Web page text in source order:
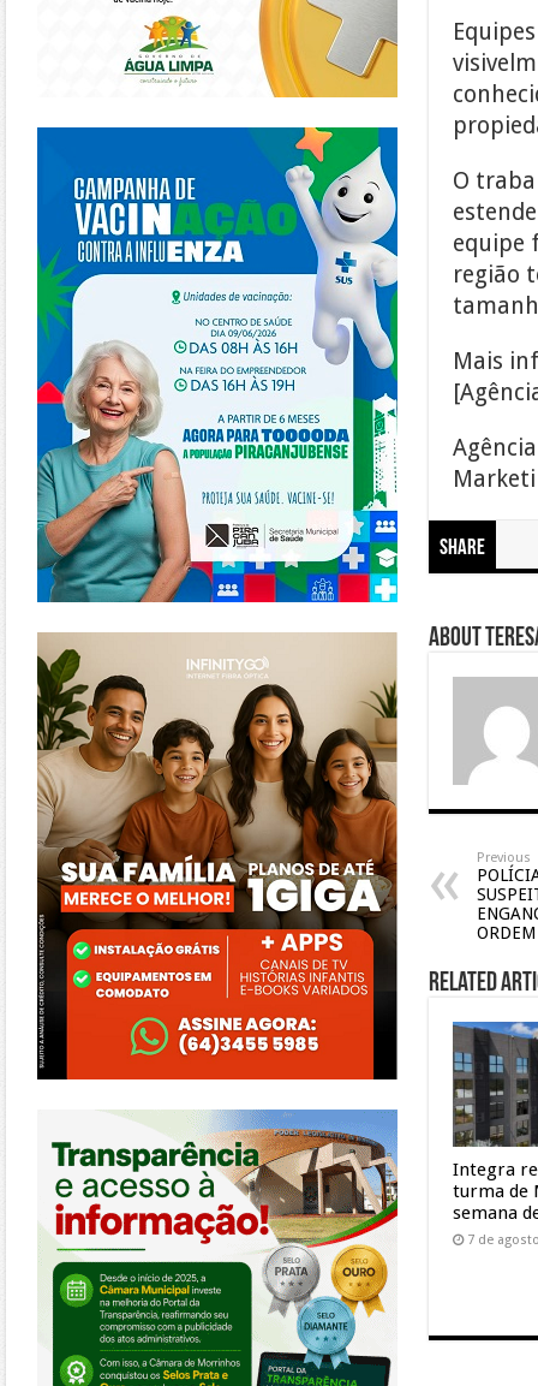
p
O
equipe
região
Mais
Share
About
Previous
Related
Integra
turma de
semana
7 de
https://piracanjuba.go.gov.br/
https://www.infinitygo.com.br/
https://morrinhos.go.leg.br/